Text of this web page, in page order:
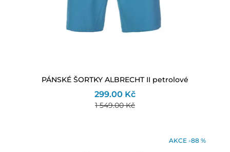
PÁNSKÉ ŠORTKY ALBRECHT II petrolové
299.00 Kč
1 549.00 Kč
AKCE -88 %